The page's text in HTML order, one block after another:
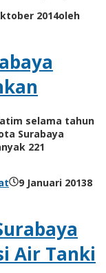
2014oleh
selama tahun
Surabaya
221
9 Januari 20138
Air Tanki